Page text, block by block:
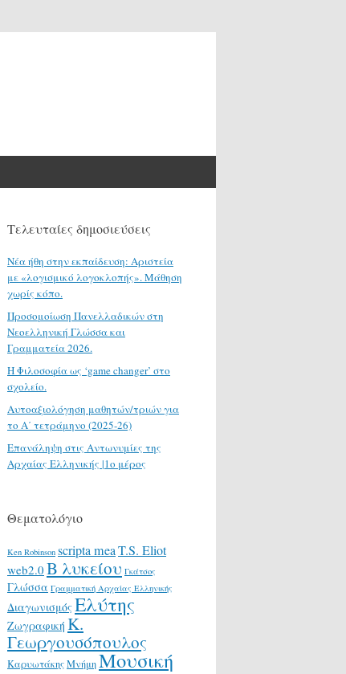
Τελευταίες δημοσιεύσεις
Νέα ήθη στην εκπαίδευση: Αριστεία
με «λογισμικό λογοκλοπής». Μάθηση
χωρίς κόπο.
Προσομοίωση Πανελλαδικών στη
Νεοελληνική Γλώσσα και
Γραμματεία 2026.
H Φιλοσοφία ως ‘game changer’ στο
σχολείο.
Αυτοαξιολόγηση μαθητών/τριών για
το Α΄ τετράμηνο (2025-26)
Επανάληψη στις Αντωνυμίες της
Αρχαίας Ελληνικής |1ο μέρος
Θεματολόγιο
Ken Robinson scripta meaT.S. Eliot
web2.0 Β λυκείου Γκάτσος
Γλώσσα Γραμματική Αρχαίας Ελληνικής
ΔιαγωνισμόςΕλύτης
Ζωγραφική Κ.
Γεωργουσόπουλος
ΚαρυωτάκηςΜνήμηΜουσική